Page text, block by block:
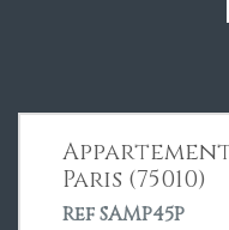
Appartement
Paris (75010)
Ref SAMP45P